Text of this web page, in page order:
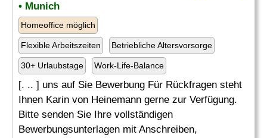
• Munich
Homeoffice möglich
Flexible Arbeitszeiten Betriebliche Altersvorsorge
30+ Urlaubstage Work-Life-Balance
[. .. ] uns auf Sie Bewerbung Für Rückfragen steht
Ihnen Karin von Heinemann gerne zur Verfügung.
Bitte senden Sie Ihre vollständigen
Bewerbungsunterlagen mit Anschreiben,